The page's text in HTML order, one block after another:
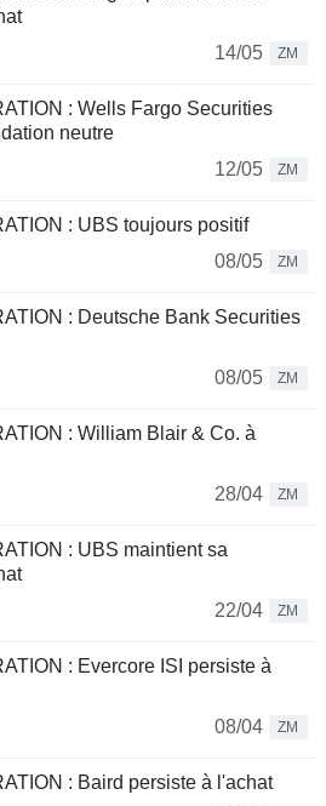
14/05
ZM
: Wells Fargo Securities
neutre
12/05
ZM
: UBS toujours positif
08/05
ZM
: Deutsche Bank Securities
08/05
ZM
: William Blair & Co. à
28/04
ZM
: UBS maintient sa
22/04
ZM
: Evercore ISI persiste à
08/04
ZM
: Baird persiste à l'achat